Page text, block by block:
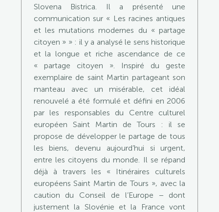
Slovena Bistrica. Il a présenté une
communication sur « Les racines antiques
et les mutations modernes du « partage
citoyen » » : il y a analysé le sens historique
et la longue et riche ascendance de ce
« partage citoyen ». Inspiré du geste
exemplaire de saint Martin partageant son
manteau avec un misérable, cet idéal
renouvelé a été formulé et défini en 2006
par les responsables du Centre culturel
européen Saint Martin de Tours : il se
propose de développer le partage de tous
les biens, devenu aujourd’hui si urgent,
entre les citoyens du monde. Il se répand
déjà à travers les « Itinéraires culturels
européens Saint Martin de Tours », avec la
caution du Conseil de l’Europe − dont
justement la Slovénie et la France vont